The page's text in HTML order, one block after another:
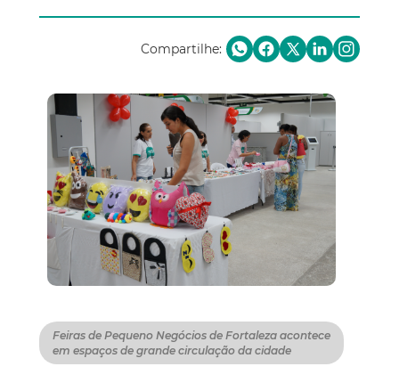
Compartilhe:
Feiras de Pequeno Negócios de Fortaleza acontece
em espaços de grande circulação da cidade